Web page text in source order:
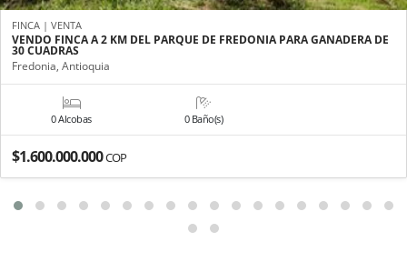
FINCA | VENTA
VENDO FINCA A 2 KM DEL PARQUE DE FREDONIA PARA GANADERA DE
30 CUADRAS
Fredonia, Antioquia
0 Alcobas 0 Baño(s)
$1.600.000.000COP